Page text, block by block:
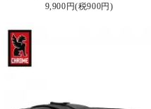
9,900円(税900円)